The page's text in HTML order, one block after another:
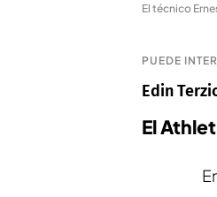
El técnico
PUEDE
Edin
El